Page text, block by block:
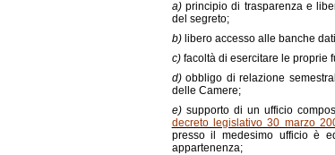
a)principio di trasparenza e
del segreto;
b)libero accesso alle banche
c)facoltà di esercitare le proprie
d)obbligo di relazione
delle Camere;
e) supporto di un ufficio
decreto legislativo 30 marzo
presso il medesimo ufficio è
appartenenza;